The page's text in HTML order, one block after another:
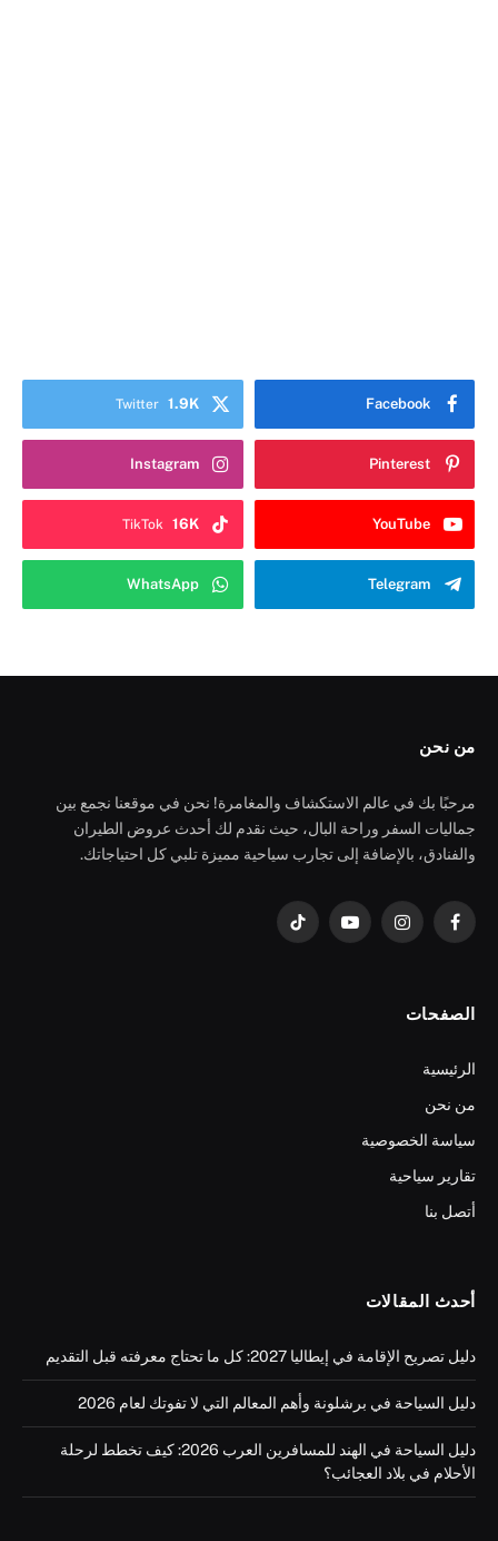
Facebook
Twitter 1.9K
Pinterest
Instagram
YouTube
TikTok 16K
Telegram
WhatsApp
من نحن
مرحبًا بك في عالم الاستكشاف والمغامرة! نحن في موقعنا نجمع بين
جماليات السفر وراحة البال، حيث نقدم لك أحدث عروض الطيران
والفنادق، بالإضافة إلى تجارب سياحية مميزة تلبي كل احتياجاتك.
فيسبوكالانستغراميوتيوب تيكتوك
الصفحات
الرئيسية
من نحن
سياسة الخصوصية
تقارير سياحية
أتصل بنا
أحدث المقالات
دليل تصريح الإقامة في إيطاليا 2027: كل ما تحتاج معرفته قبل التقديم
دليل السياحة في برشلونة وأهم المعالم التي لا تفوتك لعام 2026
دليل السياحة في الهند للمسافرين العرب 2026: كيف تخطط لرحلة
الأحلام في بلاد العجائب؟